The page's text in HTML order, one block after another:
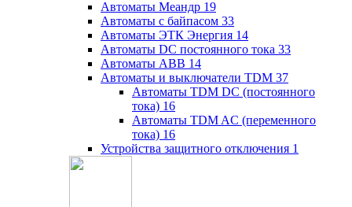
Автоматы Меандр 19
Автоматы с байпасом 33
Автоматы ЭТК Энергия 14
Автоматы DC постоянного тока 33
Автоматы ABB 14
Автоматы и выключатели TDM 37
Автоматы TDM DC (постоянного
тока) 16
Автоматы TDM AC (переменного
тока) 16
Устройства защитного отключения 1